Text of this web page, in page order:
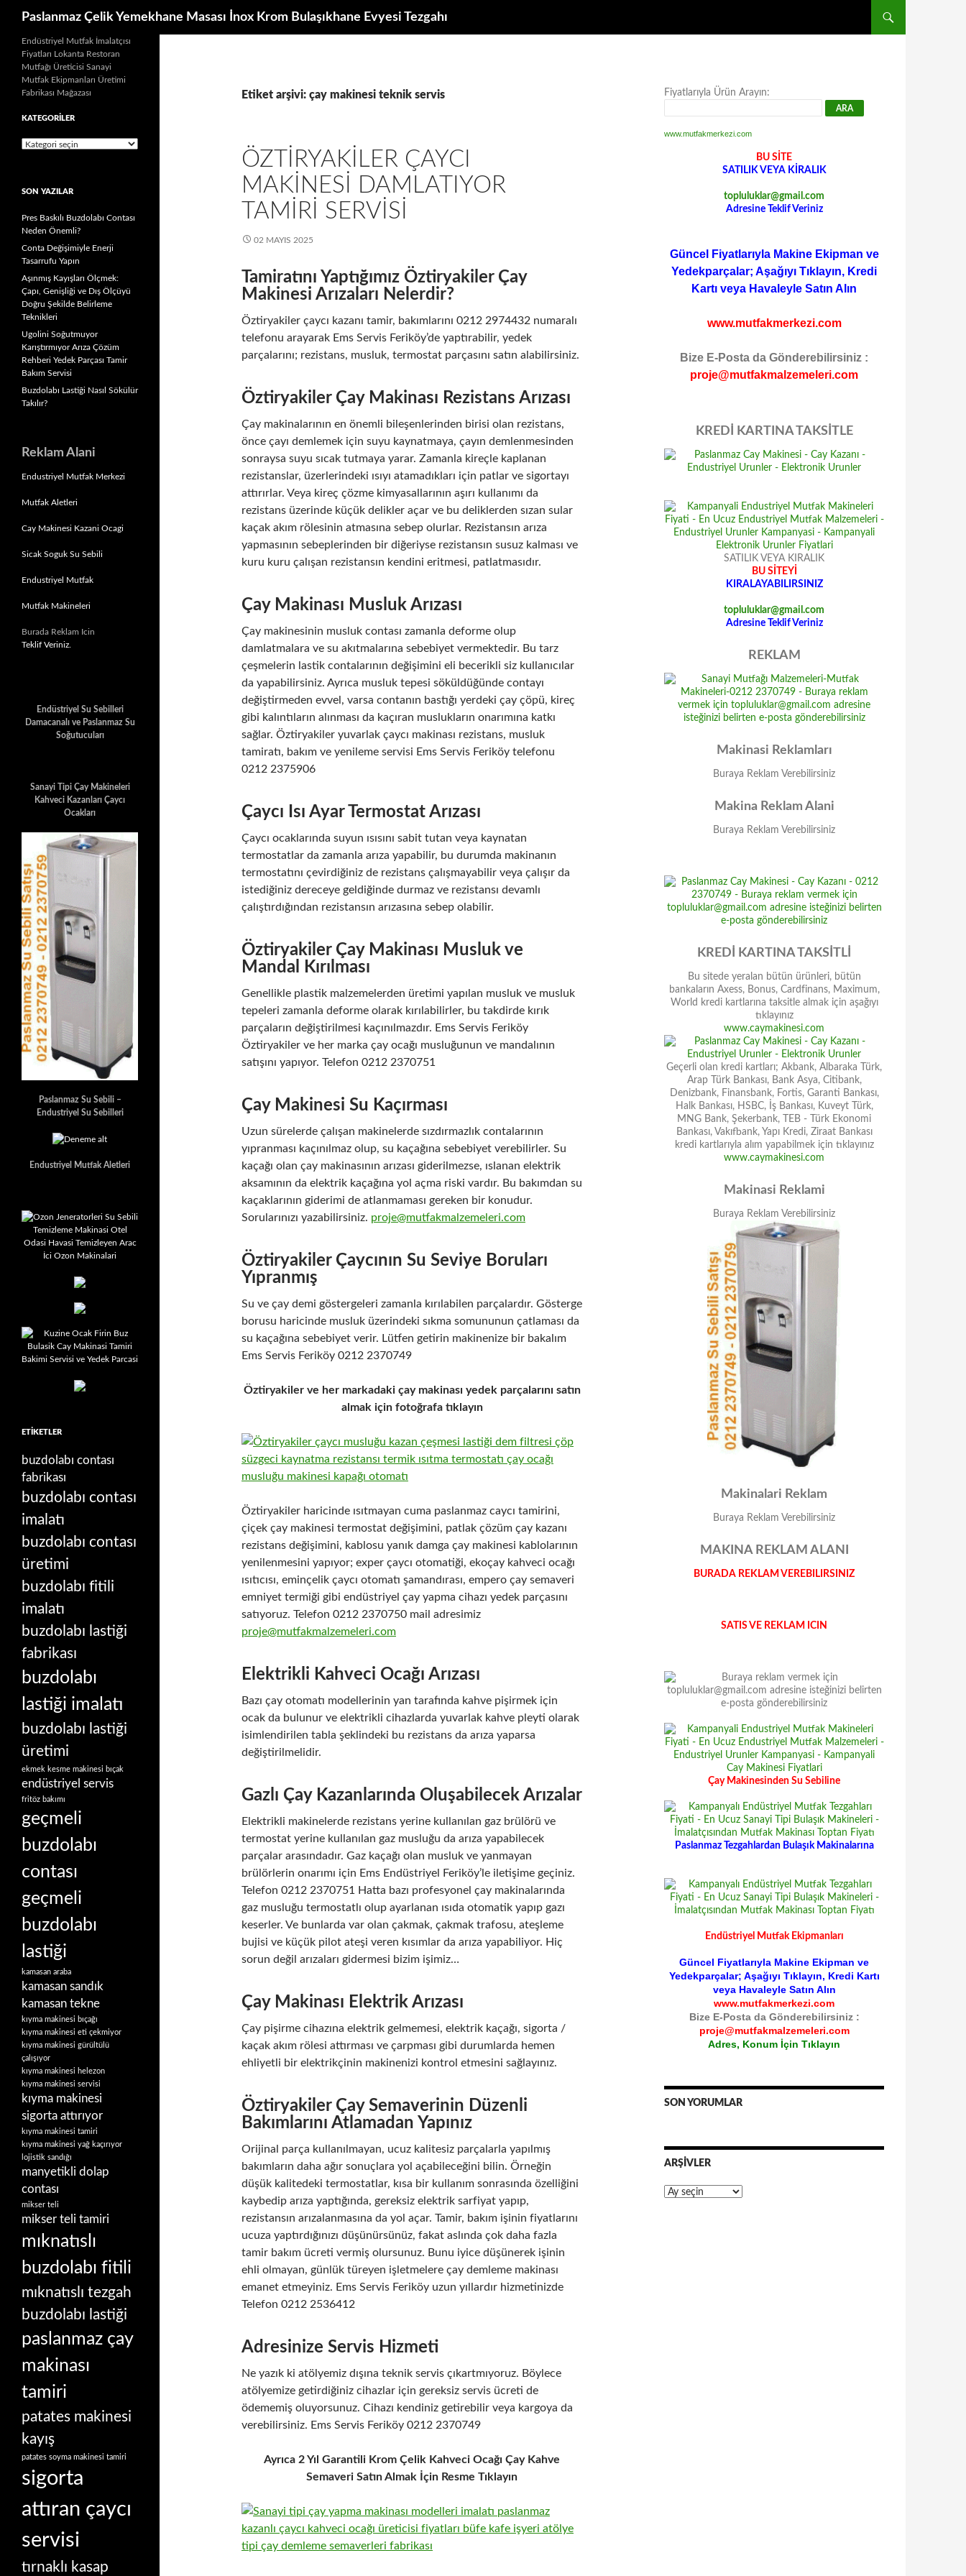
İçeriğe
Paslanmaz Çelik Yemekhane Masası İnox Krom Bulaşıkhane Evyesi Tezgahı
Etiket arşivi: çay makinesi teknik servis
ÖZTIRYAKILER ÇAYCI
MAKINESI DAMLATIYOR
TAMIRI SERVISI
02 MAYIS 2025
Tamiratını Yaptığımız Öztiryakiler Çay
Makinesi Arızaları Nelerdir?
Öztiryakiler çaycı kazanı tamir, bakımlarını 0212 2974432 numaralı
telefonu arayarak Ems Servis Feriköy’de yaptırabilir, yedek
parçalarını; rezistans, musluk, termostat parçasını satın alabilirsiniz.
Öztiryakiler Çay Makinası Rezistans Arızası
Çay makinalarının en önemli bileşenlerinden birisi olan rezistans,
önce çayı demlemek için suyu kaynatmaya, çayın demlenmesinden
sonraysa suyu sıcak tutmaya yarar. Zamanla kireçle kaplanan
rezistanslar, üzerlerindeki ısıyı atamadıkları için patlar ve sigortayı
attırırlar. Veya kireç çözme kimyasallarının aşırı kullanımı da
rezistans üzerinde küçük delikler açar ve bu deliklerden sızan sular
kaçak akım rölesinin atmasına sebep olurlar. Rezistansın arıza
yapmasının sebeplerinden bir diğeriyse rezistansın susuz kalması ve
kuru kuru çalışan rezistansın kendini eritmesi, patlatmasıdır.
Çay Makinası Musluk Arızası
Çay makinesinin musluk contası zamanla deforme olup
damlatmalara ve su akıtmalarına sebebiyet vermektedir. Bu tarz
çeşmelerin lastik contalarının değişimini eli becerikli siz kullanıcılar
da yapabilirsiniz. Ayrıca musluk tepesi söküldüğünde contayı
değiştirmeden evvel, varsa contanın bastığı yerdeki çay çöpü, kireç
gibi kalıntıların alınması da kaçıran muslukların onarımına katkı
sağlar. Öztiryakiler yuvarlak çaycı makinası rezistans, musluk
tamiratı, bakım ve yenileme servisi Ems Servis Feriköy telefonu
0212 2375906
Çaycı Isı Ayar Termostat Arızası
Çaycı ocaklarında suyun ısısını sabit tutan veya kaynatan
termostatlar da zamanla arıza yapabilir, bu durumda makinanın
termostatını çevirdiğiniz de rezistans çalışmayabilir veya çalışır da
istediğiniz dereceye geldiğinde durmaz ve rezistansı devamlı
çalıştırdığından rezistansın arızasına sebep olabilir.
Öztiryakiler Çay Makinası Musluk ve
Mandal Kırılması
Genellikle plastik malzemelerden üretimi yapılan musluk ve musluk
tepeleri zamanla deforme olarak kırılabilirler, bu takdirde kırık
parçaların değiştirilmesi kaçınılmazdır. Ems Servis Feriköy
Öztiryakiler ve her marka çay ocağı musluğunun ve mandalının
satışını yapıyor. Telefon 0212 2370751
Çay Makinesi Su Kaçırması
Uzun sürelerde çalışan makinelerde sızdırmazlık contalarının
yıpranması kaçınılmaz olup, su kaçağına sebebiyet verebilirler. Su
kaçağı olan çay makinasının arızası giderilmezse, ıslanan elektrik
aksamının da elektrik kaçağına yol açma riski vardır. Bu bakımdan su
kaçaklarının giderimi de atlanmaması gereken bir konudur.
Sorularınızı yazabilirsiniz. proje@mutfakmalzemeleri.com
Öztiryakiler Çaycının Su Seviye Boruları
Yıpranmış
Su ve çay demi göstergeleri zamanla kırılabilen parçalardır. Gösterge
borusu haricinde musluk üzerindeki sıkma somununun çatlaması da
su kaçağına sebebiyet verir. Lütfen getirin makinenize bir bakalım
Ems Servis Feriköy 0212 2370749
Öztiryakiler ve her markadaki çay makinası yedek parçalarını satın
almak için fotoğrafa tıklayın
Öztiryakiler haricinde ısıtmayan cuma paslanmaz caycı tamirini,
çiçek çay makinesi termostat değişimini, patlak çözüm çay kazanı
rezistans değişimini, kablosu yanık damga çay makinesi kablolarının
yenilenmesini yapıyor; exper çaycı otomatiği, ekoçay kahveci ocağı
ısıtıcısı, eminçelik çaycı otomatı şamandırası, empero çay semaveri
emniyet termiği gibi endüstriyel çay yapma cihazı yedek parçasını
satıyoruz. Telefon 0212 2370750 mail adresimiz
proje@mutfakmalzemeleri.com
Elektrikli Kahveci Ocağı Arızası
Bazı çay otomatı modellerinin yan tarafında kahve pişirmek için
ocak da bulunur ve elektrikli cihazlarda yuvarlak kahve pleyti olarak
isimlendirilen tabla şeklindeki bu rezistans da arıza yaparsa
değiştirilmelidir.
Gazlı Çay Kazanlarında Oluşabilecek Arızalar
Elektrikli makinelerde rezistans yerine kullanılan gaz brülörü ve
termostat yerine kullanılan gaz musluğu da arıza yapabilecek
parçalar arasındadır. Gaz kaçağı olan musluk ve yanmayan
brülörlerin onarımı için Ems Endüstriyel Feriköy’le iletişime geçiniz.
Telefon 0212 2370751 Hatta bazı profesyonel çay makinalarında
gaz musluğu termostatlı olup ayarlanan ısıda otomatik yapıp gazı
keserler. Ve bunlarda var olan çakmak, çakmak trafosu, ateşleme
bujisi ve küçük pilot ateşi veren kısımlar da arıza yapabiliyor. Hiç
sorun değil arızaları gidermesi bizim işimiz…
Çay Makinası Elektrik Arızası
Çay pişirme cihazına elektrik gelmemesi, elektrik kaçağı, sigorta /
kaçak akım rölesi attırması ve çarpması gibi durumlarda hemen
ehliyetli bir elektrikçinin makinenizi kontrol etmesini sağlayınız.
Öztiryakiler Çay Semaverinin Düzenli
Bakımlarını Atlamadan Yapınız
Orijinal parça kullanılmayan, ucuz kalitesiz parçalarla yapılmış
bakımların daha ağır sonuçlara yol açabileceğini bilin. Örneğin
düşük kalitedeki termostatlar, kısa bir kullanım sonrasında özelliğini
kaybedip arıza yaptığında, gereksiz elektrik sarfiyat yapıp,
rezistansın arızalanmasına da yol açar. Tamir, bakım işinin fiyatlarını
ucuza yaptırdığınızı düşünürsünüz, fakat aslında çok daha fazla
tamir bakım ücreti vermiş olursunuz. Bunu iyice düşünerek işinin
ehli olmayan, günlük türeyen işletmelere çay demleme makinası
emanet etmeyiniz. Ems Servis Feriköy uzun yıllardır hizmetinizde
Telefon 0212 2536412
Adresinize Servis Hizmeti
Ne yazık ki atölyemiz dışına teknik servis çıkartmıyoruz. Böylece
atölyemize getirdiğiniz cihazlar için gereksiz servis ücreti de
ödememiş oluyorsunuz. Cihazı kendiniz getirebilir veya kargoya da
verebilirsiniz. Ems Servis Feriköy 0212 2370749
Ayrıca 2 Yıl Garantili Krom Çelik Kahveci Ocağı Çay Kahve
Semaveri Satın Almak İçin Resme Tıklayın
Fiyatlarıyla Ürün Arayın:
www.mutfakmerkezi.com
BU SİTE
SATILIK VEYA KİRALIK
topluluklar@gmail.com
Adresine Teklif Veriniz
Güncel Fiyatlarıyla Makine Ekipman ve
Yedekparçalar; Aşağıyı Tıklayın, Kredi
Kartı veya Havaleyle Satın Alın
www.mutfakmerkezi.com
Bize E-Posta da Gönderebilirsiniz :
proje@mutfakmalzemeleri.com
KREDİ KARTINA TAKSİTLE
SATILIK VEYA KIRALIK
BU SİTEYİ
KIRALAYABILIRSINIZ
topluluklar@gmail.com
Adresine Teklif Veriniz
REKLAM
Makinasi Reklamları
Buraya Reklam Verebilirsiniz
Makina Reklam Alani
Buraya Reklam Verebilirsiniz
KREDİ KARTINA TAKSİTLİ
Bu sitede yeralan bütün ürünleri, bütün
bankaların Axess, Bonus, Cardfinans, Maximum,
World kredi kartlarına taksitle almak için aşağıyı
tıklayınız
www.caymakinesi.com
Geçerli olan kredi kartları; Akbank, Albaraka Türk,
Arap Türk Bankası, Bank Asya, Citibank,
Denizbank, Finansbank, Fortis, Garanti Bankası,
Halk Bankası, HSBC, İş Bankası, Kuveyt Türk,
MNG Bank, Şekerbank, TEB - Türk Ekonomi
Bankası, Vakıfbank, Yapı Kredi, Ziraat Bankası
kredi kartlarıyla alım yapabilmek için tıklayınız
www.caymakinesi.com
Makinasi Reklami
Buraya Reklam Verebilirsiniz
Makinalari Reklam
Buraya Reklam Verebilirsiniz
MAKINA REKLAM ALANI
BURADA REKLAM VEREBILIRSINIZ
SATIS VE REKLAM ICIN
Çay Makinesinden Su Sebiline
Paslanmaz Tezgahlardan Bulaşık Makinalarına
Endüstriyel Mutfak Ekipmanları
Güncel Fiyatlarıyla Makine Ekipman ve
Yedekparçalar; Aşağıyı Tıklayın, Kredi Kartı
veya Havaleyle Satın Alın
www.mutfakmerkezi.com
Bize E-Posta da Gönderebilirsiniz :
proje@mutfakmalzemeleri.com
Adres, Konum İçin Tıklayın
SON YORUMLAR
ARŞIVLER
Arşivler
Endüstriyel Mutfak İmalatçısı
Fiyatları Lokanta Restoran
Mutfağı Üreticisi Sanayi
Mutfak Ekipmanları Üretimi
Fabrikası Mağazası
KATEGORILER
Kategoriler
SON YAZILAR
Pres Baskılı Buzdolabı Contası
Neden Önemli?
Conta Değişimiyle Enerji
Tasarrufu Yapın
Aşınmış Kayışları Ölçmek:
Çapı, Genişliği ve Dış Ölçüyü
Doğru Şekilde Belirleme
Teknikleri
Ugolini Soğutmuyor
Karıştırmıyor Arıza Çözüm
Rehberi Yedek Parçası Tamir
Bakım Servisi
Buzdolabı Lastiği Nasıl Sökülür
Takılır?
Reklam Alani
Endustriyel Mutfak Merkezi
Mutfak Aletleri
Cay Makinesi Kazani Ocagi
Sicak Soguk Su Sebili
Endustriyel Mutfak
Mutfak Makineleri
Burada Reklam Icin
Teklif Veriniz.
Endüstriyel Su Sebilleri
Damacanalı ve Paslanmaz Su
Soğutucuları
Sanayi Tipi Çay Makineleri
Kahveci Kazanları Çaycı
Ocakları
Paslanmaz Su Sebili –
Endustriyel Su Sebilleri
Endustriyel Mutfak Aletleri
ETIKETLER
buzdolabı contası
fabrikası
buzdolabı contası
imalatı
buzdolabı contası
üretimi
buzdolabı fitili
imalatı
buzdolabı lastiği
fabrikası
buzdolabı
lastiği imalatı
buzdolabı lastiği
üretimi
ekmek kesme makinesi bıçak
endüstriyel servis
fritöz bakımı
geçmeli
buzdolabı
contası
geçmeli
buzdolabı
lastiği
kamasan araba
kamasan sandık
kamasan tekne
kıyma makinesi bıçağı
kıyma makinesi eti çekmiyor
kıyma makinesi gürültülü
çalışıyor
kıyma makinesi helezon
kıyma makinesi servisi
kıyma makinesi
sigorta attırıyor
kıyma makinesi tamiri
kıyma makinesi yağ kaçırıyor
lojistik sandığı
manyetikli dolap
contası
mikser teli
mikser teli tamiri
mıknatıslı
buzdolabı fitili
mıknatıslı tezgah
buzdolabı lastiği
paslanmaz çay
makinası
tamiri
patates makinesi
kayış
patates soyma makinesi tamiri
sigorta
attıran çaycı
servisi
tırnaklı kasap